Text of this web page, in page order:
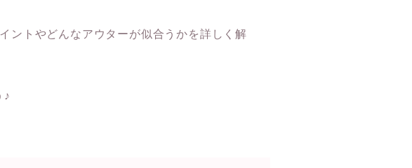
ントやどんなアウターが似合うかを詳しく解
♪